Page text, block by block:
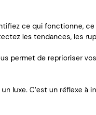
ce qui fonctionne,
les tendances, les
permet de reprioriser
luxe. C’est un réflexe à